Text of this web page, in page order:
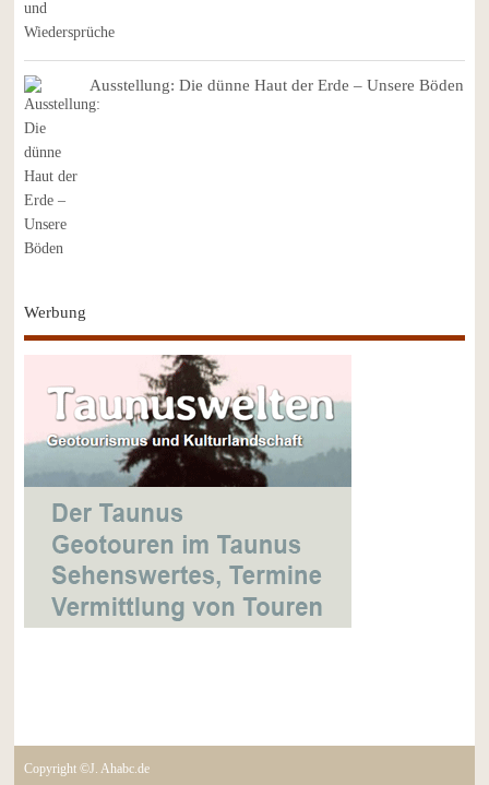
Ausstellung: Die dünne Haut der Erde – Unsere Böden
Werbung
Copyright ©J. Ahabc.de